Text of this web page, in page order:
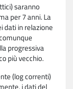
saranno
per 7 anni. La
dati in relazione
progressiva
più vecchio.
(log correnti)
i dati del